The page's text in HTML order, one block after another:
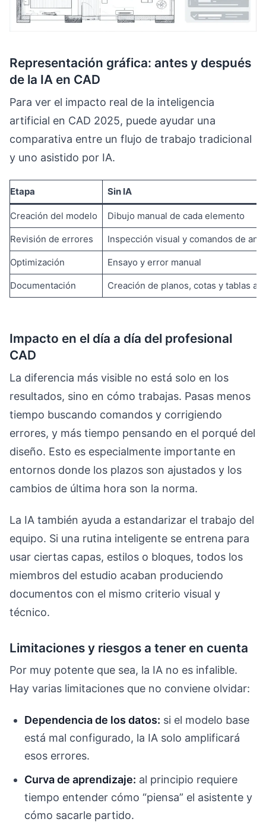
Representación gráfica: antes y después
de la IA en CAD
Para ver el impacto real de la inteligencia
artificial en CAD 2025, puede ayudar una
comparativa entre un flujo de trabajo tradicional
y uno asistido por IA.
Etapa Sin IA
Creación del modelo Dibujo manual de cada elemento
Revisión de errores Inspección visual y comandos de
Optimización Ensayo y error manual
Documentación Creación de planos, cotas y tablas a
Impacto en el día a día del profesional
CAD
La diferencia más visible no está solo en los
resultados, sino en cómo trabajas. Pasas menos
tiempo buscando comandos y corrigiendo
errores, y más tiempo pensando en el porqué del
diseño. Esto es especialmente importante en
entornos donde los plazos son ajustados y los
cambios de última hora son la norma.
La IA también ayuda a estandarizar el trabajo del
equipo. Si una rutina inteligente se entrena para
usar ciertas capas, estilos o bloques, todos los
miembros del estudio acaban produciendo
documentos con el mismo criterio visual y
técnico.
Limitaciones y riesgos a tener en cuenta
Por muy potente que sea, la IA no es infalible.
Hay varias limitaciones que no conviene olvidar:
Dependencia de los datos: si el modelo base
está mal configurado, la IA solo amplificará
esos errores.
Curva de aprendizaje: al principio requiere
tiempo entender cómo “piensa” el asistente y
cómo sacarle partido.